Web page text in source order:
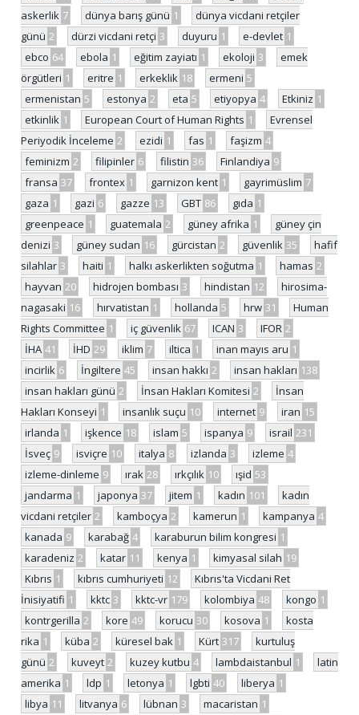
askerlik 7 dünya barış günü 1
dünya vicdani retçiler
günü 2 dürzi vicdani retçi 3 duyuru 1 e-devlet 1
ebco 64 ebola 1 eğitim zayiatı 1 ekoloji 3
emek
örgütleri 1 eritre 1 erkeklik 18 ermeni 5
ermenistan 5 estonya 2 eta 5 etiyopya 4 Etkiniz 1
etkinlik 1 European Court of Human Rights 1
Evrensel
Periyodik İnceleme 2 ezidi 1 fas 1 faşizm 4
feminizm 2 filipinler 6 filistin 36 Finlandiya 9
fransa 37 frontex 1 garnizon kent 1 gayrimüslim 7
gaza 1 gazi 6 gazze 13 GBT 86 gıda 1
greenpeace 1 guatemala 2 güney afrika 1
güney çin
denizi 3 güney sudan 16 gürcistan 2 güvenlik 35
hafif
silahlar 3 haiti 1 halkı askerlikten soğutma 1 hamas 2
hayvan 20 hidrojen bombası 3 hindistan 12
hirosima-
nagasaki 16 hırvatistan 1 hollanda 5 hrw 31
Human
Rights Committee 1 iç güvenlik 67 ICAN 3 IFOR 2
İHA 41 İHD 29 iklim 7 iltica 1 inan mayıs aru 1
incirlik 6 İngiltere 45 insan hakkı 2 insan hakları 138
insan hakları günü 2 İnsan Hakları Komitesi 2
İnsan
Hakları Konseyi 1 insanlık suçu 10 internet 9 iran 15
irlanda 1 işkence 18 islam 5 ispanya 9 israil 231
İsveç 9 isviçre 10 italya 8 izlanda 3 izleme 4
izleme-dinleme 9 ırak 28 ırkçılık 10 ışid 53
jandarma 1 japonya 37 jitem 1 kadın 101
kadın
vicdani retçiler 2 kamboçya 2 kamerun 1 kampanya 4
kanada 9 karabağ 4 karaburun bilim kongresi 1
karadeniz 2 katar 11 kenya 1 kimyasal silah 19
Kıbrıs 1 kıbrıs cumhuriyeti 12
Kıbrıs'ta Vicdani Ret
İnisiyatifi 1 kktc 3 kktc-vr 179 kolombiya 48 kongo 1
kontrgerilla 2 kore 49 korucu 30 kosova 1
kosta
rika 1 küba 2 küresel bak 1 Kürt 317
kurtuluş
günü 2 kuveyt 2 kuzey kutbu 4 lambdaistanbul 1
latin
amerika 1 ldp 1 letonya 1 lgbti 40 liberya 1
libya 11 litvanya 6 lübnan 3 macaristan 1